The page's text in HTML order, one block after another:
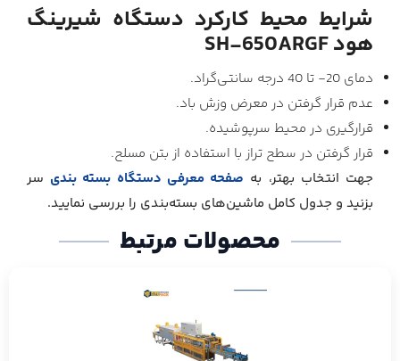
شرایط محیط کارکرد دستگاه شیرینگ
هود SH-650ARGF
دمای 20- تا 40 درجه سانتی‌گراد.
عدم قرار گرفتن در معرض وزش باد.
قرارگیری در محیط سرپوشیده.
قرار گرفتن در سطح تراز با استفاده از بتن مسلح.
جهت انتخاب بهتر، به صفحه معرفی دستگاه بسته بندی سر
بزنید و جدول کامل ماشین‌های بسته‌بندی را بررسی نمایید.
محصولات مرتبط